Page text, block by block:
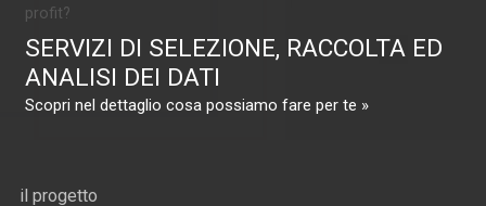
profit?
SERVIZI DI SELEZIONE, RACCOLTA ED
ANALISI DEI DATI
Scopri nel dettaglio cosa possiamo fare per te »
il progetto